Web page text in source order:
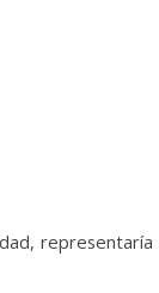
representaría